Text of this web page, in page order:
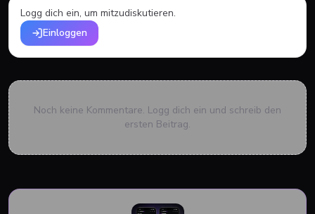
Logg dich ein, um mitzudiskutieren.
Einloggen
Noch keine Kommentare. Logg dich ein und schreib den
ersten Beitrag.